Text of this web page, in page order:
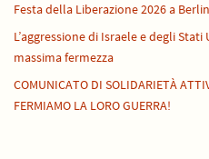
Festa della Liberazione 2026 a
L’aggressione di Israele e degli
massima fermezza
COMUNICATO DI SOLIDARIETÀ
FERMIAMO LA LORO GUERRA!